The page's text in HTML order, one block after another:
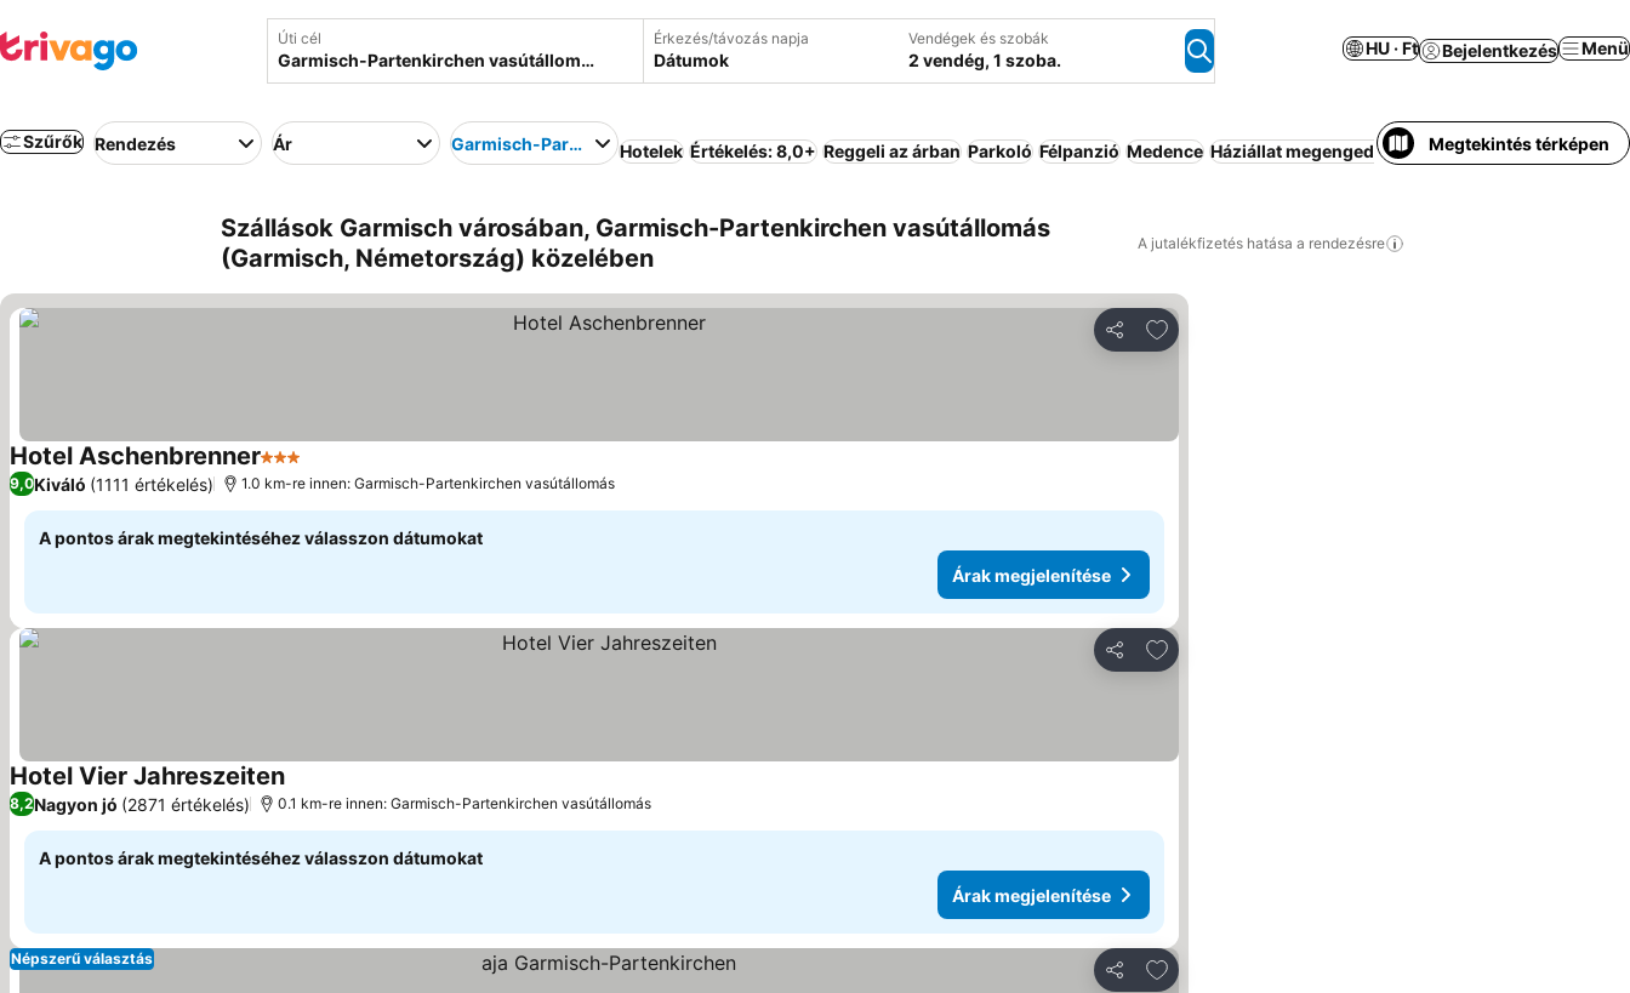
Úti cél Érkezés/távozás napja
Dátumok
Vendégek és szobák
2 vendég, 1 szoba.
HU · Ft Bejelentkezés Menü
Szűrők Rendezés Ár Garmisch-Partenkirchen vasútállomás
Hotelek Értékelés: 8,0+ Reggeli az árban Parkoló Félpanzió Medence Háziállat megengedett Rugalmas lemondás
Megtekintés térképen
Szállások Garmisch városában, Garmisch-Partenkirchen vasútállomás
(Garmisch, Németország) közelében
A jutalékfizetés hatása a rendezésre
Megosztás
Hozzáadás a kedvencekhez
Hotel Aschenbrenner3 Kategória
9,0Kiváló (1111 értékelés) 1.0 km-re innen: Garmisch-Partenkirchen vasútállomás
A pontos árak megtekintéséhez válasszon dátumokat
Árak megjelenítése
Megosztás
Hozzáadás a kedvencekhez
Hotel Vier Jahreszeiten
8,2Nagyon jó (2871 értékelés) 0.1 km-re innen: Garmisch-Partenkirchen vasútállomás
A pontos árak megtekintéséhez válasszon dátumokat
Árak megjelenítése
Megosztás
Hozzáadás a kedvencekhez
Népszerű választás